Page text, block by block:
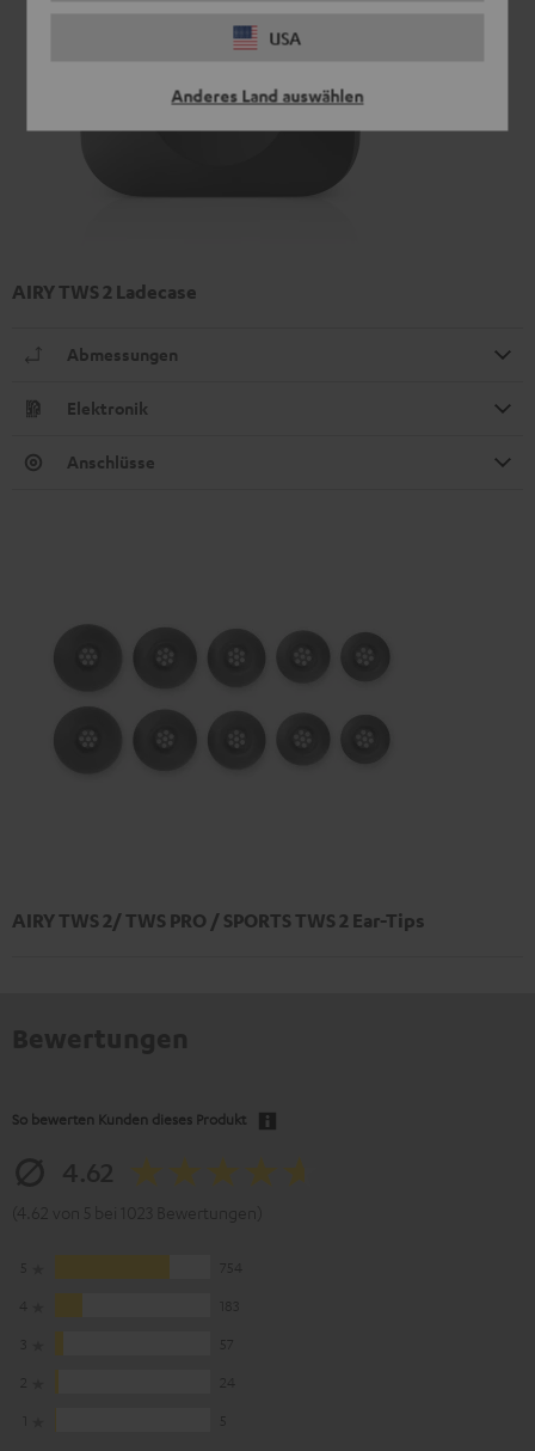
USA
Anderes Land auswählen
AIRY TWS 2 Ladecase
Abmessungen
Elektronik
Anschlüsse
AIRY TWS 2/ TWS PRO / SPORTS TWS 2 Ear-Tips
So bewerten Kunden dieses Produkt